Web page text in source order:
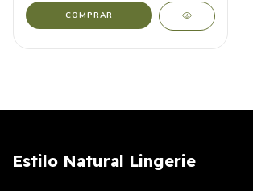
COMPRAR
Estilo Natural Lingerie